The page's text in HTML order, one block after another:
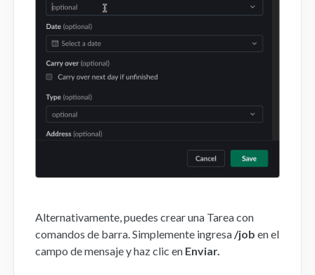
Alternativamente, puedes crear una Tarea con
comandos de barra. Simplemente ingresa/job en el
campo de mensaje y haz clic en Enviar.